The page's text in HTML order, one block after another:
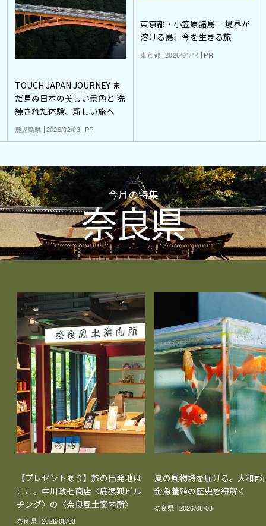
TOUCH JAPAN JOURNEY ま
だ見ぬ日本の美しい景色と 洗
練された体験、新しい旅へ
鹿児島県 2026/02/03 PR
東京都・小笠原諸島― 境界が
溶ける島、今を生きる旅
東京都 2026/01/14 PR
今月の特集
奈良県
【プレゼントあり】旅の出発地は
ここ。中川政七商店〈鹿猿狐ビル
ヂング〉の〈奈良風土案内所〉
奈良県 2026/08/03
夏の風物詩を届ける。大和郡
金魚養殖の歴史を紐解く
奈良県 2026/08/03